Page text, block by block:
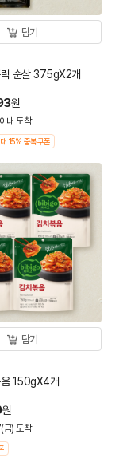
담기
릭 순살 375gX2개
원
내 도착
15% 중복쿠폰
담기
음 150gX4개
원
) 도착